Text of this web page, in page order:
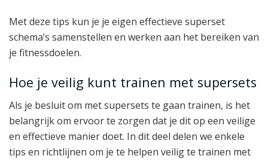
Met deze tips kun je je eigen effectieve superset
schema’s samenstellen en werken aan het bereiken van
je fitnessdoelen.
Hoe je veilig kunt trainen met supersets
Als je besluit om met supersets te gaan trainen, is het
belangrijk om ervoor te zorgen dat je dit op een veilige
en effectieve manier doet. In dit deel delen we enkele
tips en richtlijnen om je te helpen veilig te trainen met